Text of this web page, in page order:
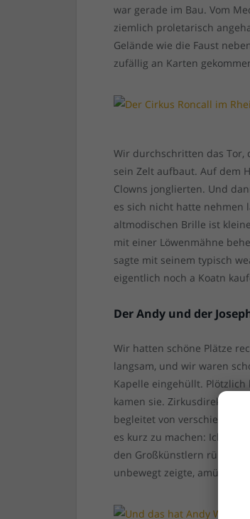
war gerade im Bau. Vom
ziemlich proletarisch
Gelände wie die Faust
zufällig an Karten
Wir durchschritten das Tor,
sein Zelt aufbaut. Auf dem
Clowns jonglierten. Und
es sich nicht hatte nehmen
altmodischen Brille ist
mit einer Löwenmähne
sagte mit seinem typisch
eigentlich noch a Koatn
Der Andy und der
Wir hatten schöne Plätze
langsam, und wir waren
Kapelle eingehüllt.
kamen sie. Zirkusdirektor
begleitet von
es kurz zu machen: Ich
den Großkünstlern rüber
unbewegt zeigte,